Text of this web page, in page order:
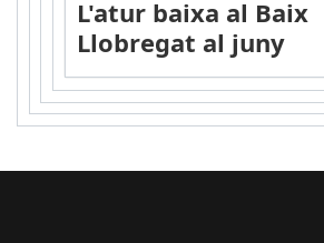
L'atur baixa al Baix
Llobregat al juny